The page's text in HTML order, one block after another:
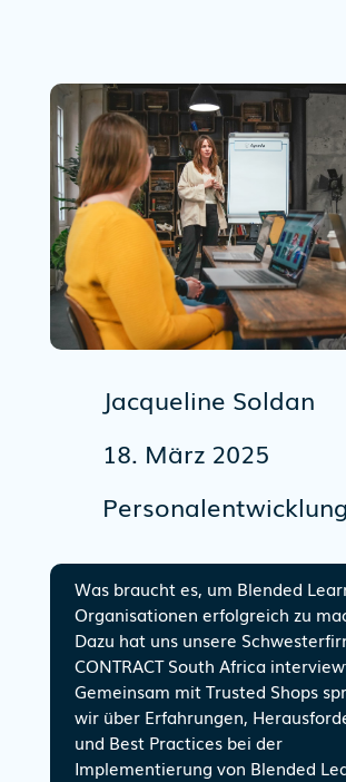
Jacqueline Soldan
18. März 2025
Personalentwicklung
Was braucht es, um Blended
Organisationen erfolgreich zu
Dazu hat uns unsere
CONTRACT South Africa
Gemeinsam mit Trusted Shops
wir über Erfahrungen,
und Best Practices bei der
Implementierung von Blended